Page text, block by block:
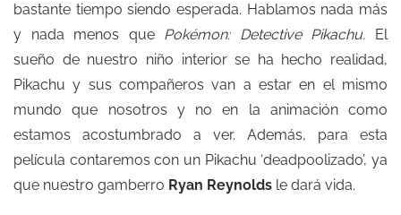
bastante tiempo siendo esperada. Hablamos nada más
y nada menos que Pokémon: Detective Pikachu. El
sueño de nuestro niño interior se ha hecho realidad,
Pikachu y sus compañeros van a estar en el mismo
mundo que nosotros y no en la animación como
estamos acostumbrado a ver. Además, para esta
película contaremos con un Pikachu ‘deadpoolizado’, ya
que nuestro gamberro Ryan Reynolds le dará vida.